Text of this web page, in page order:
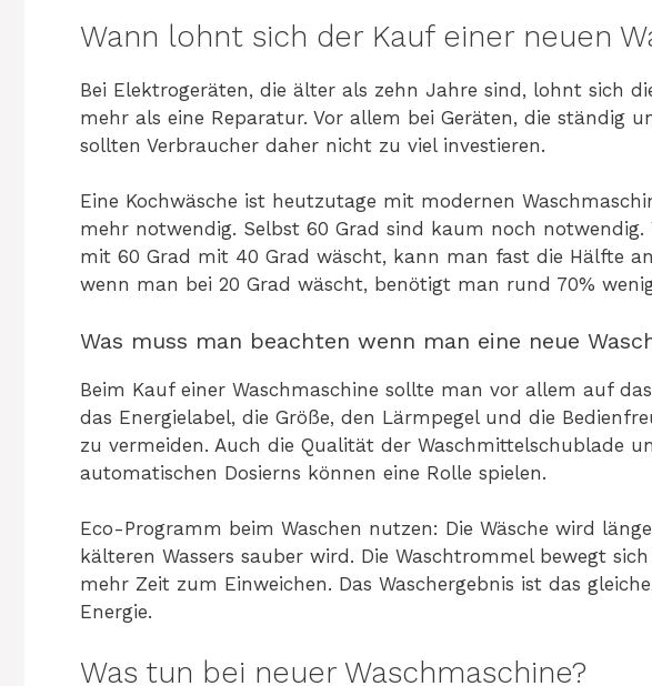
Wann lohnt sich der Kauf einer neuen
Bei Elektrogeräten, die älter als zehn Jahre sind, lohnt sich
mehr als eine Reparatur. Vor allem bei Geräten, die ständig
sollten Verbraucher daher nicht zu viel investieren.
Eine Kochwäsche ist heutzutage mit modernen
mehr notwendig. Selbst 60 Grad sind kaum noch notwendig.
mit 60 Grad mit 40 Grad wäscht, kann man fast die Hälfte
wenn man bei 20 Grad wäscht, benötigt man rund 70%
Was muss man beachten wenn man eine neue
Beim Kauf einer Waschmaschine sollte man vor allem auf
das Energielabel, die Größe, den Lärmpegel und die
zu vermeiden. Auch die Qualität der Waschmittelschublade
automatischen Dosierns können eine Rolle spielen.
Eco-Programm beim Waschen nutzen: Die Wäsche wird
kälteren Wassers sauber wird. Die Waschtrommel bewegt
mehr Zeit zum Einweichen. Das Waschergebnis ist das
Energie.
Was tun bei neuer Waschmaschine?